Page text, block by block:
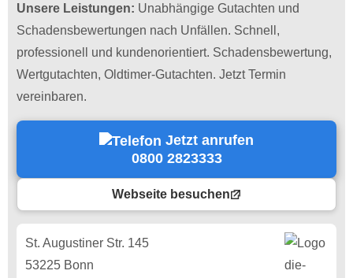
Unsere Leistungen: Unabhängige Gutachten und
Schadensbewertungen nach Unfällen. Schnell,
professionell und kundenorientiert. Schadensbewertung,
Wertgutachten, Oldtimer-Gutachten. Jetzt Termin
vereinbaren.
Jetzt anrufen
0800 2823333
Webseite besuchen
St. Augustiner Str. 145
53225 Bonn